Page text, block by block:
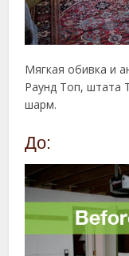
Мягкая обивка и
Раунд Топ, штата
шарм.
До: